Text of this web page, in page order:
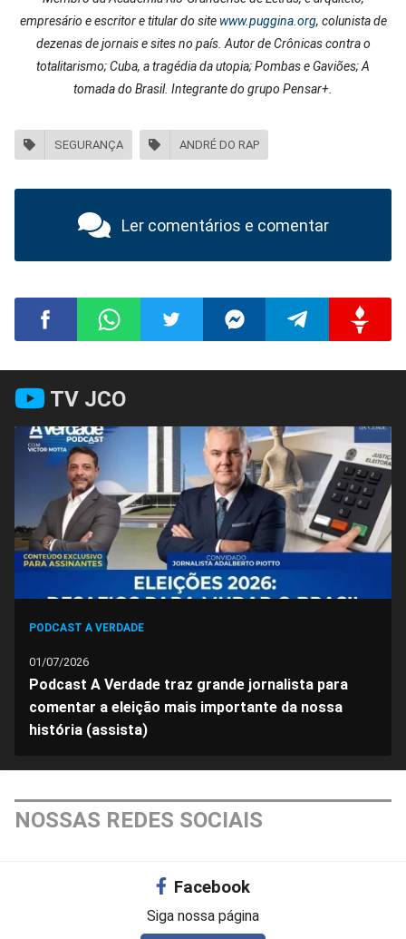
empresário e escritor e titular do site www.puggina.org, colunista de
dezenas de jornais e sites no país. Autor de Crônicas contra o
totalitarismo; Cuba, a tragédia da utopia; Pombas e Gaviões; A
tomada do Brasil. Integrante do grupo Pensar+.
SEGURANÇA ANDRÉ DO RAP
Ler comentários e comentar
Compartilhar
no
Facebook
no
Whatsapp
no
Twitter
no
Messenger
no
Telegram
no
Gettr
TV JCO
PODCAST A VERDADE
01/07/2026
Podcast A Verdade traz grande jornalista para
comentar a eleição mais importante da nossa
história (assista)
NOSSAS REDES SOCIAIS
Facebook
Siga nossa página